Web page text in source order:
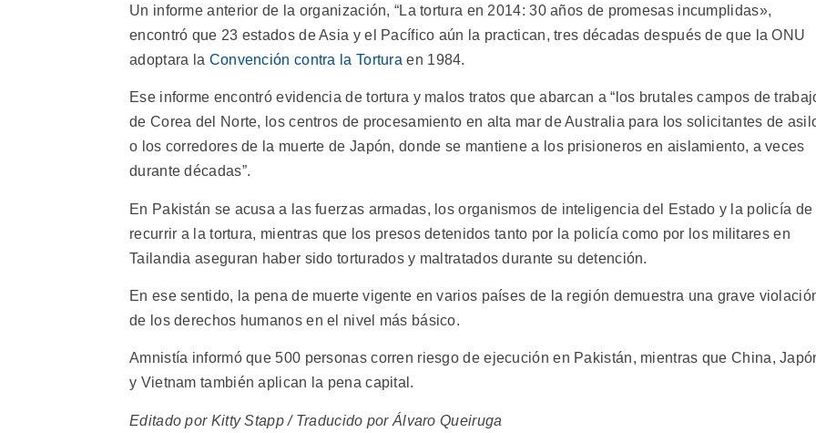
Un informe anterior de la organización, “La tortura en 2014: 30 años de promesas incumplidas»,
encontró que 23 estados de Asia y el Pacífico aún la practican, tres décadas después de que la ONU
adoptara la Convención contra la Tortura en 1984.
Ese informe encontró evidencia de tortura y malos tratos que abarcan a “los brutales campos de
de Corea del Norte, los centros de procesamiento en alta mar de Australia para los solicitantes de
o los corredores de la muerte de Japón, donde se mantiene a los prisioneros en aislamiento, a veces
durante décadas”.
En Pakistán se acusa a las fuerzas armadas, los organismos de inteligencia del Estado y la policía de
recurrir a la tortura, mientras que los presos detenidos tanto por la policía como por los militares en
Tailandia aseguran haber sido torturados y maltratados durante su detención.
En ese sentido, la pena de muerte vigente en varios países de la región demuestra una grave
de los derechos humanos en el nivel más básico.
Amnistía informó que 500 personas corren riesgo de ejecución en Pakistán, mientras que China,
y Vietnam también aplican la pena capital.
Editado por Kitty Stapp / Traducido por Álvaro Queiruga